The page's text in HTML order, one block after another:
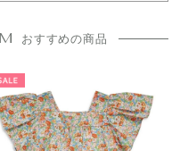
2026」 】
おすすめの商品